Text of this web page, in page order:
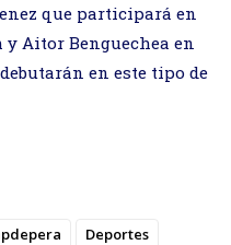
que participará en
y Aitor Benguechea en
en este tipo de
Deportes